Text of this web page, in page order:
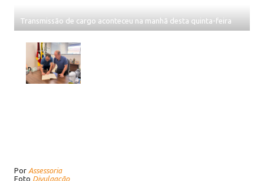
Transmissão de cargo aconteceu na manhã desta quinta-feira
Por Assessoria
Foto Divulgação